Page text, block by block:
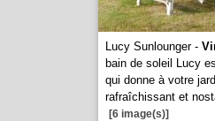
Lucy Sunlounger -
bain de soleil Lucy
qui donne à votre
rafraîchissant et
[6 image(s)]